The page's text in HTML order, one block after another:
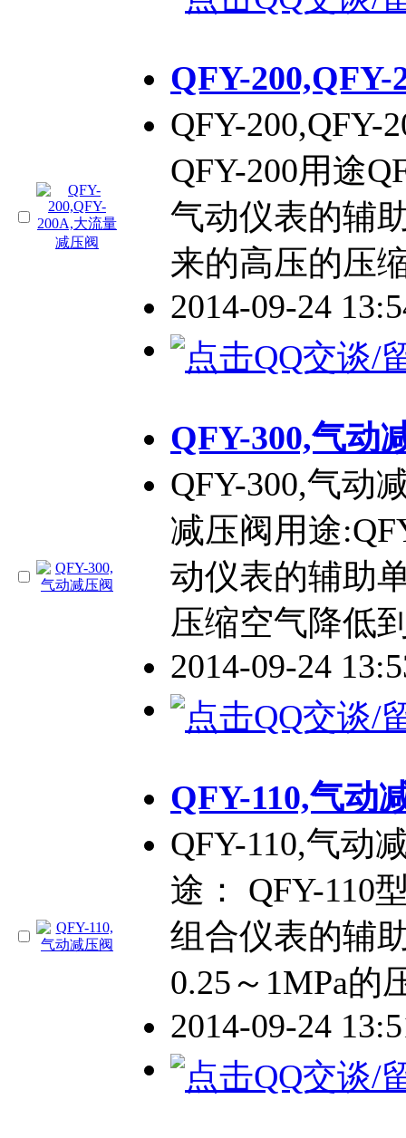
QFY-
QFY-200,QFY-
QFY-200用途
气动仪表的辅
来的高压的压
2014-09-24
QFY-300,气动
QFY-300,气动
减压阀用途
动仪表的辅助
压缩空气降低
2014-09-24
QFY-110,气动
QFY-110,气动
途： QFY-110
组合仪表的辅
0.25～1MPa的
2014-09-24